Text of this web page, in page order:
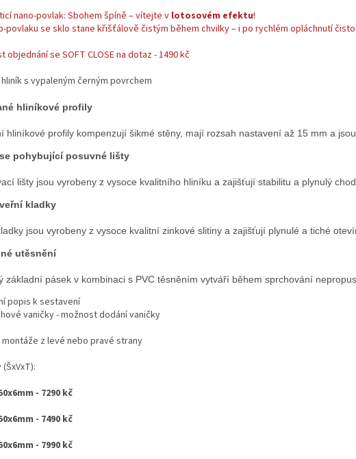
nano-povlak: Sbohem špíně – vítejte v lotosovém efektu!
povlaku se sklo stane křišťálově čistým během chvilky – i po rychlém opláchnutí
objednání se SOFT CLOSE na dotaz - 1490 kč
s vypaleným černým povrchem
hliníkové profily
hliníkové profily kompenzují šikmé stěny, mají rozsah nastavení až 15 mm a
pohybující posuvné lišty
lišty jsou vyrobeny z vysoce kvalitního hliníku a zajišťují stabilitu a plynulý
kladky
jsou vyrobeny z vysoce kvalitní zinkové slitiny a zajišťují plynulé a tiché
utěsnění
základní pásek v kombinaci s PVC těsněním vytváří během sprchování
popis k sestavení
vaničky - možnost dodání vaničky
z levé nebo pravé strany
- 7290 kč
- 7490 kč
- 7990 kč